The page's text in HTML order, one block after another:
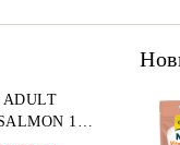
ADULT
12